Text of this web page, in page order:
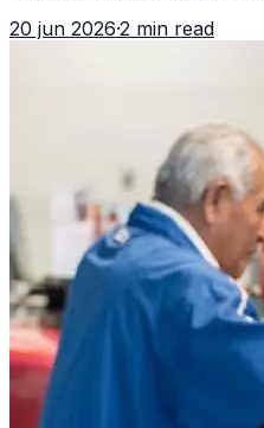
fallido con la administración
20 jun 2026·2 min read